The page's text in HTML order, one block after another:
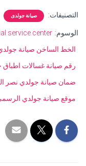
التصنيفات: صيانة جولدى
الوسوم: service center
الخط الساخن صيانة
رقم صيانة غسالات اطباق
ضمان صيانة جولدي نصر
موقع صيانة جولدي